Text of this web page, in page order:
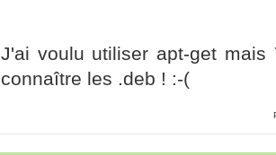
J'ai voulu utiliser apt-get mais
connaître les .deb ! :-(